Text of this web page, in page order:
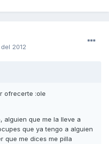
2012
ofrecerte :ole
alguien que me la lleve a
que ya tengo a alguien
que me dices me pilla